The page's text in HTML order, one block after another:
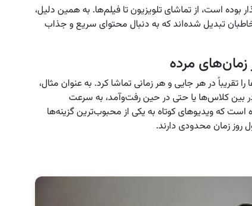
بوده است، از تماشای تلویزیون تا فیلم‌ها. به همین دلیل،
تبدیل شده‌اند که به دنبال محتوای سریع و جذاب
تقریباً در هر جایی و هر زمانی تماشا کرد. به عنوان مثال،
بین کلاس‌ها یا حتی در حین رفت‌وآمد، به سرعت
که ویدیوهای کوتاه به یکی از محبوب‌ترین گزینه‌ها
روز زمان محدودی دارند.